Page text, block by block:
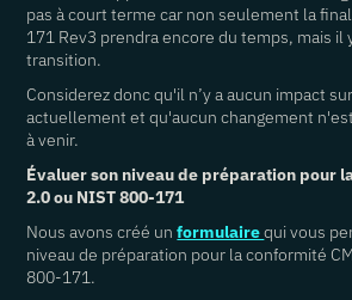
pas à court terme car non seulement la
171 Rev3 prendra encore du temps, mais il
transition.
Considerez donc qu'il n’y a aucun impact
actuellement et qu'aucun changement
à venir.
Évaluer son niveau de préparation pour
2.0 ou NIST 800-171
Nous avons créé unformulairequi vous
niveau de préparation pour la conformité
800-171.